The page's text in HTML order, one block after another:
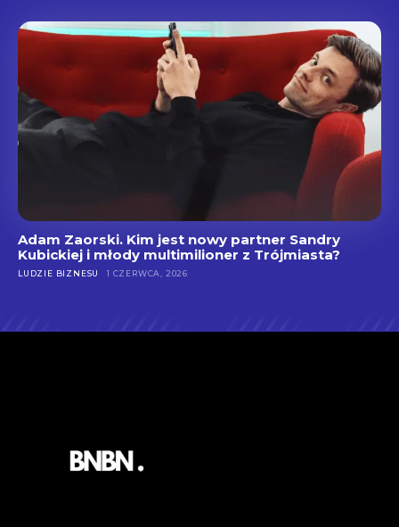
Adam Zaorski. Kim jest nowy partner Sandry
Kubickiej i młody multimilioner z Trójmiasta?
LUDZIE BIZNESU 1 CZERWCA, 2026